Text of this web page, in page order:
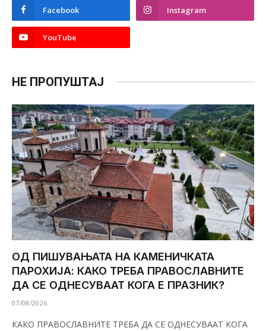
Facebook Instagram
YouTube
НЕ ПРОПУШТАЈ
ОД ПИШУВАЊАТА НА КАМЕНИЧКАТА
ПАРОХИЈА: КАКО ТРЕБА ПРАВОСЛАВНИТЕ
ДА СЕ ОДНЕСУВААТ КОГА Е ПРАЗНИК?
07/08/2026
КАКО ПРАВОСЛАВНИТЕ ТРЕБА ДА СЕ ОДНЕСУВААТ КОГА